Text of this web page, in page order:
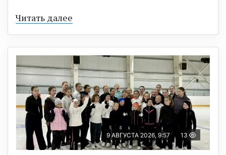
Читать далее
9 АВГУСТА 2026, 9:57 13